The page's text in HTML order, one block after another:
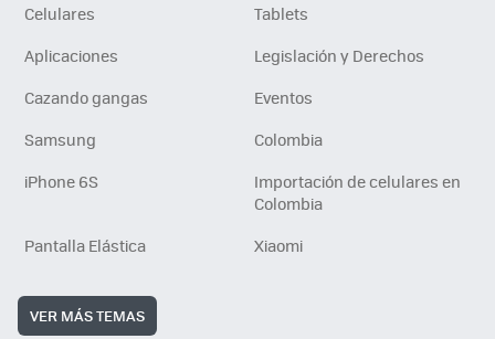
Celulares
Tablets
Aplicaciones
Legislación y Derechos
Cazando gangas
Eventos
Samsung
Colombia
iPhone 6S
Importación de celulares en
Colombia
Pantalla Elástica
Xiaomi
VER MÁS TEMAS